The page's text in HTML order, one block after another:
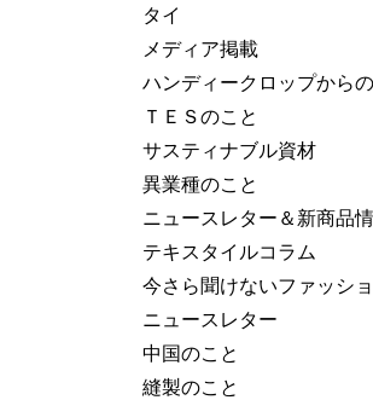
タイ
メディア掲載
ハンディークロップから
ＴＥＳのこと
サスティナブル資材
異業種のこと
ニュースレター＆新商品
テキスタイルコラム
今さら聞けないファッシ
ニュースレター
中国のこと
縫製のこと